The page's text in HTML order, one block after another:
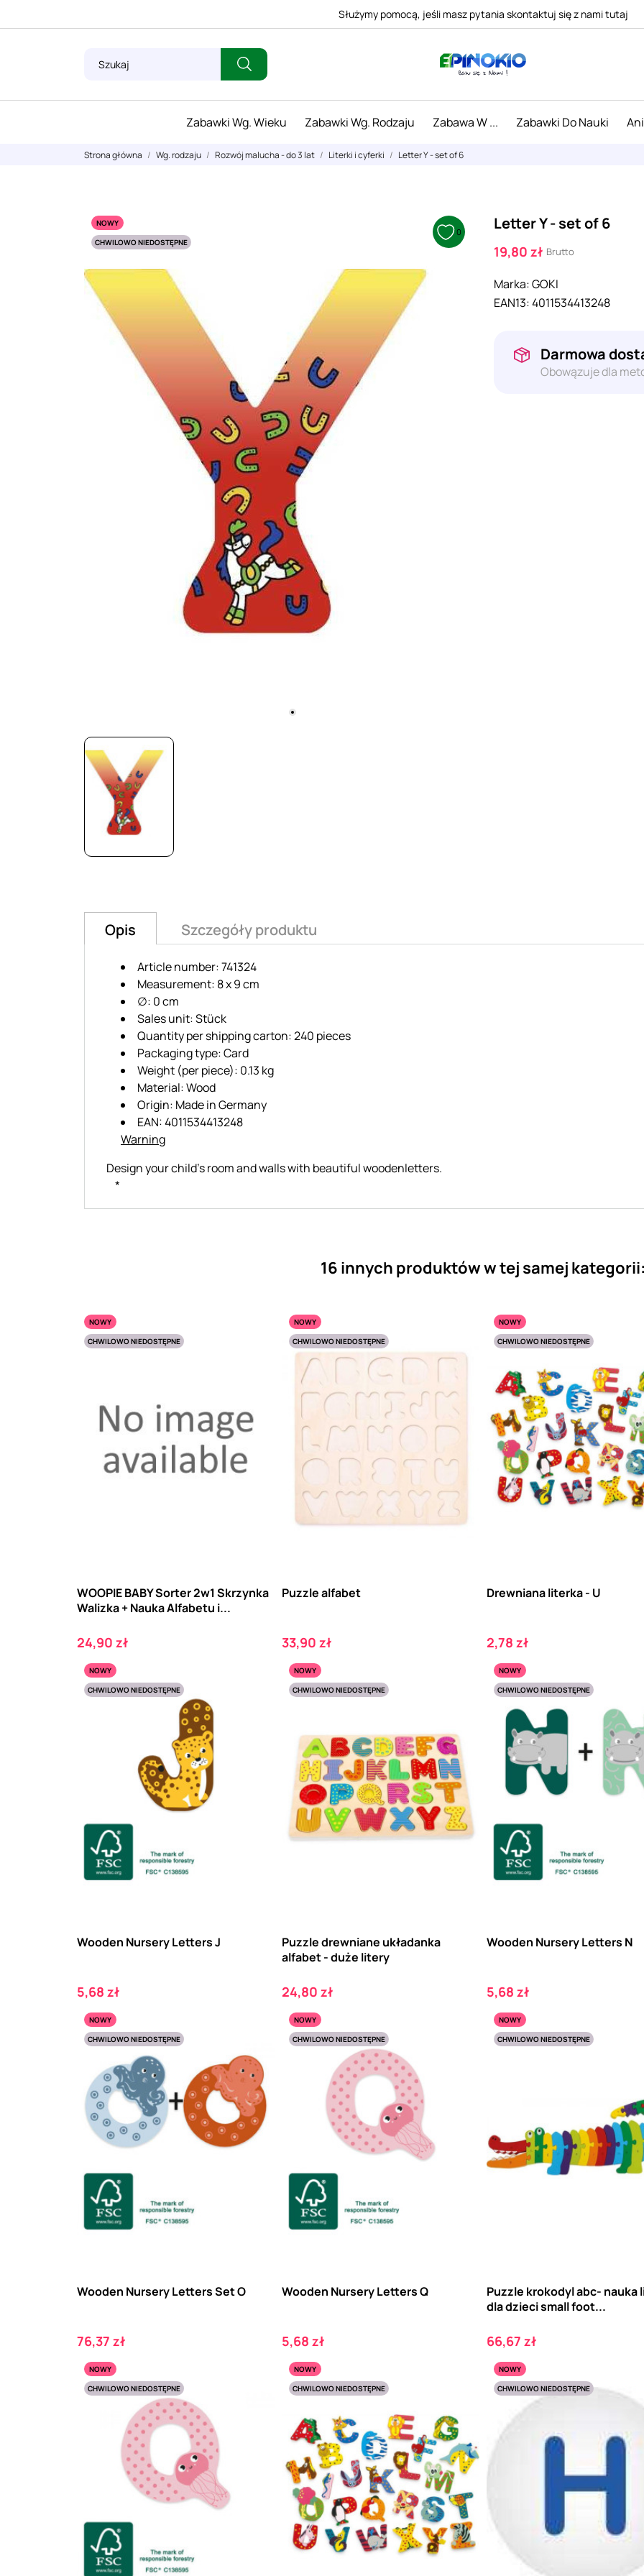
Służymy pomocą, jeśli masz pytania skontaktuj się z nami tutaj
Zabawki Wg. Wieku Zabawki Wg. Rodzaju Zabawa W ... Zabawki Do Nauki
Strona główna Wg. rodzaju Rozwój malucha - do 3 lat Literki i cyferki Letter Y - set of 6
NOWY
CHWILOWO NIEDOSTĘPNE
0 Letter Y - set of 6
19,80 zł Brutto
Marka:GOKI
EAN13:4011534413248
Darmowa
Obowązuje dla
Opis Szczegóły produktu
Article number: 741324
Measurement: 8 x 9 cm
∅: 0 cm
Sales unit: Stück
Quantity per shipping carton: 240 pieces
Packaging type: Card
Weight (per piece): 0.13 kg
Material: Wood
Origin: Made in Germany
EAN: 4011534413248
Warning
Design your child's room and walls with beautiful woodenletters.
*
16 innych produktów w tej samej
NOWY
CHWILOWO NIEDOSTĘPNE
WOOPIE BABY Sorter 2w1 Skrzynka
Walizka + Nauka Alfabetu i...
Cena
24,90 zł
NOWY
CHWILOWO NIEDOSTĘPNE
Puzzle alfabet
Cena
33,90 zł
NOWY
CHWILOWO NIEDOSTĘPNE
Drewniana literka - U
Cena
2,78 zł
NOWY
CHWILOWO NIEDOSTĘPNE
Wooden Nursery Letters J
Cena
5,68 zł
NOWY
CHWILOWO NIEDOSTĘPNE
Puzzle drewniane układanka
alfabet - duże litery
Cena
24,80 zł
NOWY
CHWILOWO NIEDOSTĘPNE
Wooden Nursery Letters N
Cena
5,68 zł
NOWY
CHWILOWO NIEDOSTĘPNE
Wooden Nursery Letters Set O
Cena
76,37 zł
NOWY
CHWILOWO NIEDOSTĘPNE
Wooden Nursery Letters Q
Cena
5,68 zł
NOWY
CHWILOWO NIEDOSTĘPNE
Puzzle krokodyl abc- nauka
dla dzieci small foot...
Cena
66,67 zł
NOWY
CHWILOWO NIEDOSTĘPNE
NOWY
CHWILOWO NIEDOSTĘPNE
NOWY
CHWILOWO NIEDOSTĘPNE